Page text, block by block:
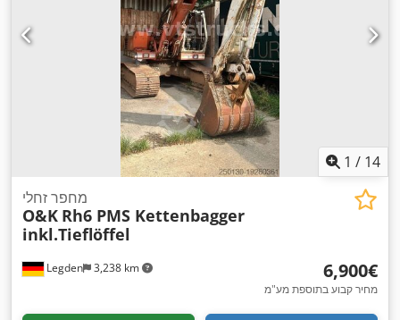
1 / 14
Legden 3,238 km
מחפר זחלי
O&K Rh6 PMS Kettenbagger
inkl.Tieflöffel
‏6,900 ‏€
מחיר קבוע בתוספת מע"מ